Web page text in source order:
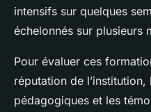
intensifs sur quelques
échelonnés sur plusieurs
Pour évaluer ces
réputation de
pédagogiques et les